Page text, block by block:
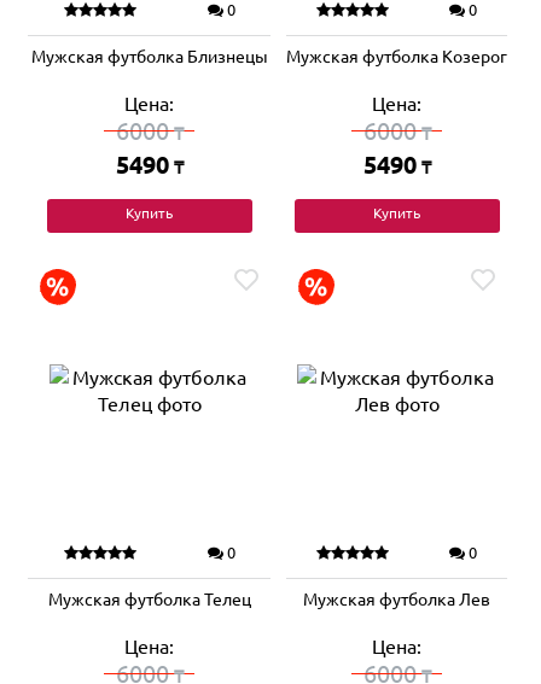
0
Мужская футболка Близнецы
Цена:
6000₸
5490 ₸
Купить
0
Мужская футболка Козерог
Цена:
6000₸
5490 ₸
Купить
0
Мужская футболка Телец
Цена:
6000₸
0
Мужская футболка Лев
Цена:
6000₸